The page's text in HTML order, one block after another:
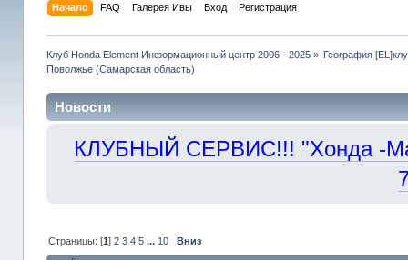
Начало FAQ Галерея Ивы Вход Регистрация
Клуб Honda Element Информационный центр 2006 - 2025» География
Поволжье (Самарская область)
Новости
КЛУБНЫЙ СЕРВИС!!! "Хонда -
Страницы: [1] 2 3 4 5 ... 10 Вниз